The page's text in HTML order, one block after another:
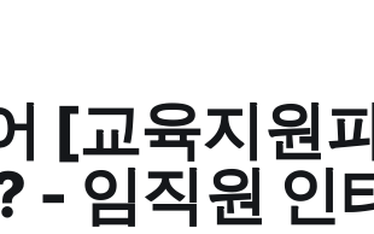
[교육지원
- 임직원 인